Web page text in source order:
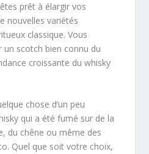
prêt à élargir vos
nouvelles variétés
classique. Vous
scotch bien connu du
croissante du whisky
chose d’un peu
qui a été fumé sur de la
du chêne ou même des
Quel que soit votre choix,